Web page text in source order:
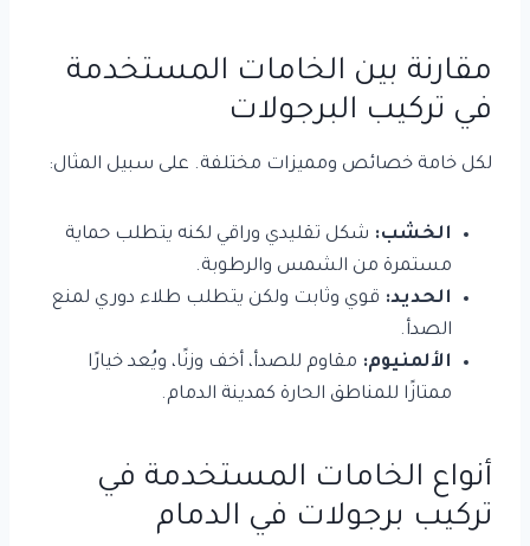
مقارنة بين الخامات المستخدمة
في تركيب البرجولات
لكل خامة خصائص ومميزات مختلفة. على سبيل المثال:
الخشب: شكل تقليدي وراقي لكنه يتطلب حماية
مستمرة من الشمس والرطوبة.
الحديد: قوي وثابت ولكن يتطلب طلاء دوري لمنع
الصدأ.
الألمنيوم: مقاوم للصدأ، أخف وزنًا، ويُعد خيارًا
ممتازًا للمناطق الحارة كمدينة الدمام.
أنواع الخامات المستخدمة في
تركيب برجولات في الدمام